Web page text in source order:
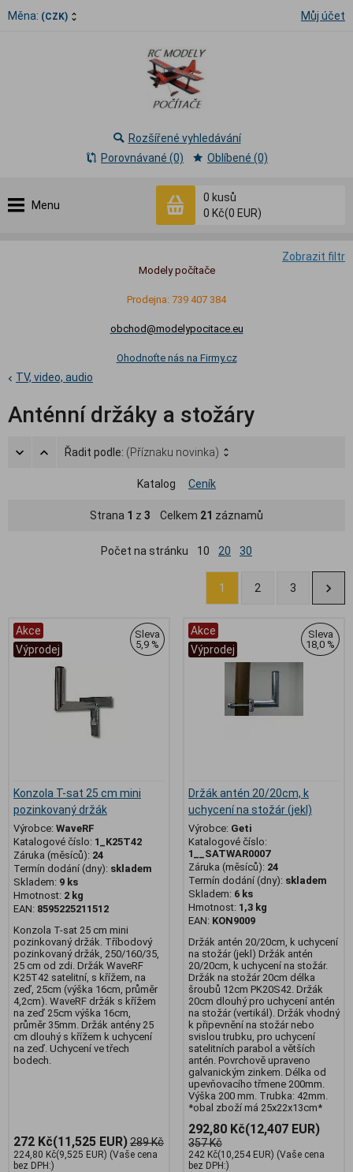
Měna: (CZK) Můj účet
Menu
0 kusů
0 Kč(0 EUR)
Rozšířené vyhledávání
Porovnávané (0)
Oblíbené (0)
Zobrazit filtr
Modely počítače
Prodejna: 739 407 384
obchod@modelypocitace.eu
Ohodnoťte nás na Firmy.cz
TV, video, audio
Anténní držáky a stožáry
Řadit podle: (Příznaku novinka)
Katalog Ceník
Strana 1 z 3 Celkem 21 záznamů
Počet na stránku 10 20 30
1 2 3
Akce
Výprodej
Sleva
5,9 %
Konzola T-sat 25 cm mini
pozinkovaný držák
Výrobce: WaveRF
Katalogové číslo: 1_K25T42
Záruka (měsíců): 24
Termín dodání (dny): skladem
Skladem: 9 ks
Hmotnost: 2 kg
EAN: 8595225211512
Konzola T-sat 25 cm mini
pozinkovaný držák. Tříbodový
pozinkovaný držák, 250/160/35,
25 cm od zdi. Držák WaveRF
K25T42 satelitní, s křížem, na
zeď, 25cm (výška 16cm, průměr
4,2cm). WaveRF držák s křížem
na zeď 25cm výška 16cm,
průměr 35mm. Držák antény 25
cm dlouhý s křížem k uchycení
na zeď. Uchycení ve třech
bodech.
272 Kč(11,525 EUR)289 Kč
224,80 Kč(9,525 EUR) (Vaše cena
bez DPH:)
Akce
Výprodej
Sleva
18,0 %
Držák antén 20/20cm, k
uchycení na stožár (jekl)
Výrobce: Geti
Katalogové číslo:
1__SATWAR0007
Záruka (měsíců): 24
Termín dodání (dny): skladem
Skladem: 6 ks
Hmotnost: 1,3 kg
EAN: KON9009
Držák antén 20/20cm, k uchycení
na stožár (jekl) Držák antén
20/20cm, k uchycení na stožár.
Držák na stožár 20cm délka
šroubů 12cm PK20S42. Držák
20cm dlouhý pro uchycení antén
na stožár (vertikál). Držák vhodný
k připevnění na stožár nebo
svislou trubku, pro uchycení
satelitních parabol a větších
antén. Povrchově upraveno
galvanickým zinkem. Délka od
upevňovacího třmene 200mm.
Výška 200 mm. Trubka: 42mm.
*obal zboží má 25x22x13cm*
292,80 Kč(12,407 EUR)
357 Kč
242 Kč(10,254 EUR) (Vaše cena
bez DPH:)